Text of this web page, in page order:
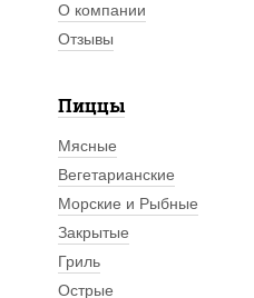
О компании
Отзывы
Пиццы
Мясные
Вегетарианские
Морские и Рыбные
Закрытые
Гриль
Острые